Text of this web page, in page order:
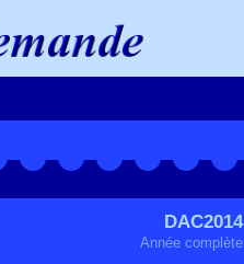
DAC2014
Année complète